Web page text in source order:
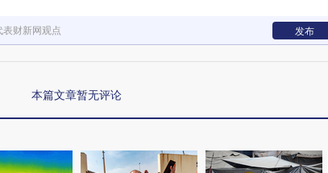
财新网观点 发布
本篇文章暂无评论